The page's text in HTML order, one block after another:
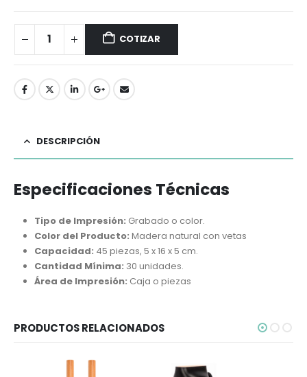
COTIZAR
DESCRIPCIÓN
Especificaciones Técnicas
Tipo de Impresión: Grabado o color.
Color del Producto: Madera natural con vetas
Capacidad: 45 piezas, 5 x 16 x 5 cm.
Cantidad Mínima: 30 unidades.
Área de Impresión: Caja o piezas
PRODUCTOS RELACIONADOS